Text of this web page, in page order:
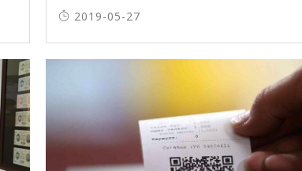
2019-05-27